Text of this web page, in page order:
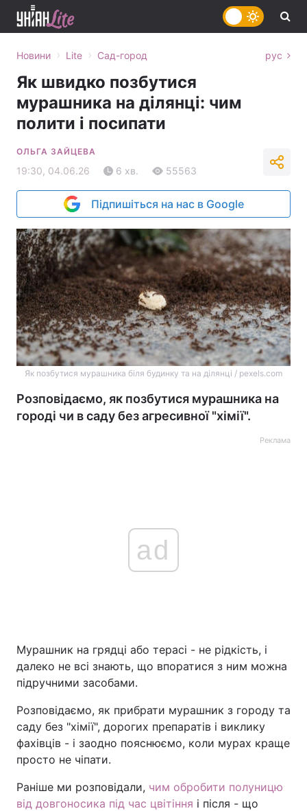
Головна Війна
Україна
Економіка Світ
Спорт
Техно і зв'язок Лайт
Новини › Lite › Сад-город рус
Як швидко позбутися
мурашника на ділянці: чим
полити і посипати
ОЛЬГА ЗАЙЦЕВА
19:30, 04.06.26 6 хв. 55563
Підпишіться на нас в Google
Як позбутися мурашника біля будинку та на ділянці / pexels.com
Розповідаємо, як позбутися мурашника на
городі чи в саду без агресивної "хімії".
Реклама
ad
Мурашник на грядці або терасі - не рідкість, і
далеко не всі знають, що впоратися з ним можна
підручними засобами.
Розповідаємо, як прибрати мурашник з городу та
саду без "хімії", дорогих препаратів і виклику
фахівців - і заодно пояснюємо, коли мурах краще
просто не чіпати.
Раніше ми розповідали, чим обробити полуницю
від довгоносика під час цвітіння і після - що